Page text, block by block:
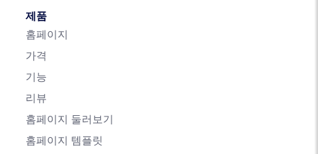
제품
홈페이지
가격
기능
리뷰
홈페이지 둘러보기
홈페이지 템플릿